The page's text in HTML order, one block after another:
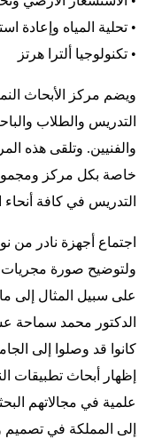
• تحلية المياه وإعادة
• تكنولوجيا ألترا هرتز
التدريس والطلاب
والفنيين. وتلقى هذه
خاصة بكل مركز
التدريس في كافة أنحاء
اجتماع أجهزة نادر من
ولتوضيح صورة مجريات
على سبيل المثال إلى
كانوا قد وصلوا إلى
إظهار أبحاث تطبيقات
علمية في مجالاتهم
إلى المملكة في